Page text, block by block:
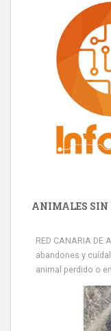
ANIMALES SIN
RED CANARIA DE
abandones y
animal perdido o